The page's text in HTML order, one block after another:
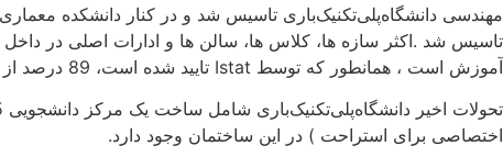
مهندسی دانشگاه‌پلی‌تکنیک‌باری تاسیس شد و در کنار دانشکده
تاسیس شد .اکثر سازه ها، کلاس ها، سالن ها و ادارات اصلی در داخل
آموزش است ، همانطور که توسط Istat تایید شده است، 89 درصد از فارغ التحصیلان در مدت سه سال از فارغ التحصیلی مشغول به کار می شوند .
اختصاصی برای استراحت ) در این ساختمان وجود دارد.